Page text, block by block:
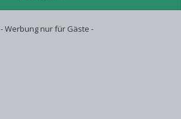
- Werbung nur für Gäste -